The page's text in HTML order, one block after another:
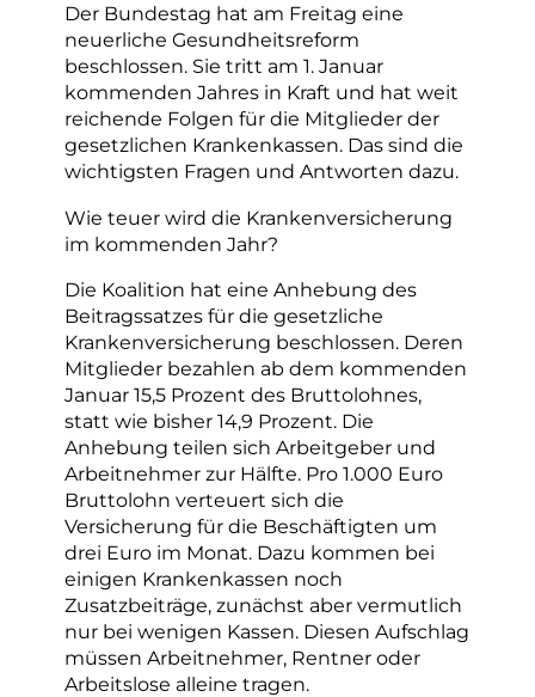
Der Bundestag hat am Freitag eine
neuerliche Gesundheitsreform
beschlossen. Sie tritt am 1. Januar
kommenden Jahres in Kraft und hat weit
reichende Folgen für die Mitglieder der
gesetzlichen Krankenkassen. Das sind die
wichtigsten Fragen und Antworten dazu.
Wie teuer wird die Krankenversicherung
im kommenden Jahr?
Die Koalition hat eine Anhebung des
Beitragssatzes für die gesetzliche
Krankenversicherung beschlossen. Deren
Mitglieder bezahlen ab dem kommenden
Januar 15,5 Prozent des Bruttolohnes,
statt wie bisher 14,9 Prozent. Die
Anhebung teilen sich Arbeitgeber und
Arbeitnehmer zur Hälfte. Pro 1.000 Euro
Bruttolohn verteuert sich die
Versicherung für die Beschäftigten um
drei Euro im Monat. Dazu kommen bei
einigen Krankenkassen noch
Zusatzbeiträge, zunächst aber vermutlich
nur bei wenigen Kassen. Diesen Aufschlag
müssen Arbeitnehmer, Rentner oder
Arbeitslose alleine tragen.